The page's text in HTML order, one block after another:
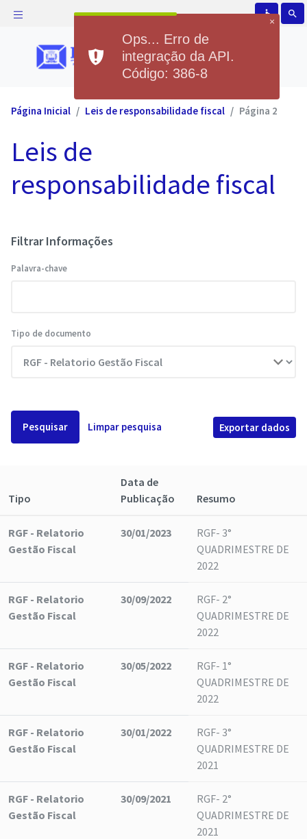
accessible search
Página Inicial Leis de responsabilidade fiscal Página 2
Leis de
responsabilidade fiscal
Filtrar Informações
Palavra-chave
Tipo de documento
Pesquisar Limpar pesquisa Exportar dados
Tipo
Data de
Publicação
Resumo
RGF - Relatorio
Gestão Fiscal
30/01/2023
RGF- 3°
QUADRIMESTRE DE
2022
RGF - Relatorio
Gestão Fiscal
30/09/2022
RGF- 2°
QUADRIMESTRE DE
2022
RGF - Relatorio
Gestão Fiscal
30/05/2022
RGF- 1°
QUADRIMESTRE DE
2022
RGF - Relatorio
Gestão Fiscal
30/01/2022
RGF- 3°
QUADRIMESTRE DE
2021
RGF - Relatorio
Gestão Fiscal
30/09/2021
RGF- 2°
QUADRIMESTRE DE
2021
×
Ops... Erro de
integração da API.
Código: 386-8